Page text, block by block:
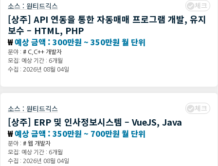
소스 : 원티드긱스 체크
[상주] API 연동을 통한 자동매매 프로그램 개발, 유지
보수 – HTML, PHP
₩예상 금액 : 300만원 ~ 350만원 월 단위
분야 : # C,C++ 개발자
모집: 예상 기간 : 6개월
수집 : 2026년 08월 04일
소스 : 원티드긱스 체크
[상주] ERP 및 인사정보시스템 – VueJS, Java
₩예상 금액 : 350만원 ~ 700만원 월 단위
분야 : # 웹 개발자
모집: 예상 기간 : 6개월
수집 : 2026년 08월 04일